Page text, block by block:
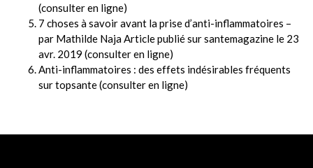
(consulter en ligne)
7 choses à savoir avant la prise d’anti-inflammatoires –
par Mathilde Naja Article publié sur santemagazine le 23
avr. 2019 (consulter en ligne)
Anti-inflammatoires : des effets indésirables fréquents
sur topsante (consulter en ligne)